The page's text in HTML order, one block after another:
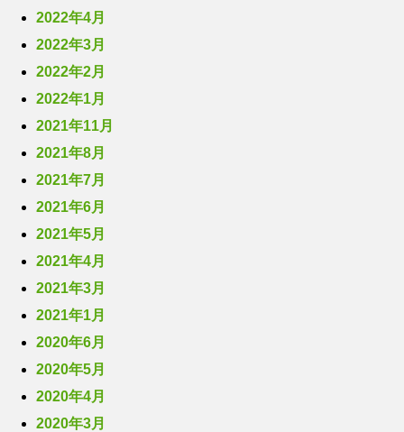
2022年4月
2022年3月
2022年2月
2022年1月
2021年11月
2021年8月
2021年7月
2021年6月
2021年5月
2021年4月
2021年3月
2021年1月
2020年6月
2020年5月
2020年4月
2020年3月